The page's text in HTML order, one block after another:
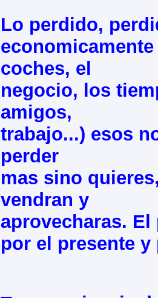
Lo perdido,
coches, el
negocio, los
amigos,
trabajo...) esos
perder
mas sino
vendran y
aprovecharas. El
por el presente y